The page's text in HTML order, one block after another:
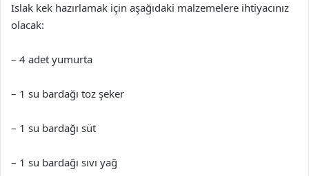
Islak kek hazırlamak için aşağıdaki malzemelere ihtiyacınız
olacak:
– 4 adet yumurta
– 1 su bardağı toz şeker
– 1 su bardağı süt
– 1 su bardağı sıvı yağ